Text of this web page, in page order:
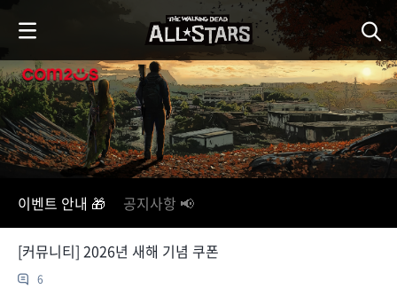
o
C
o
n
t
이벤트 안내 🎁 공지사항 📢
[커뮤니티] 2026년 새해 기념 쿠폰
6